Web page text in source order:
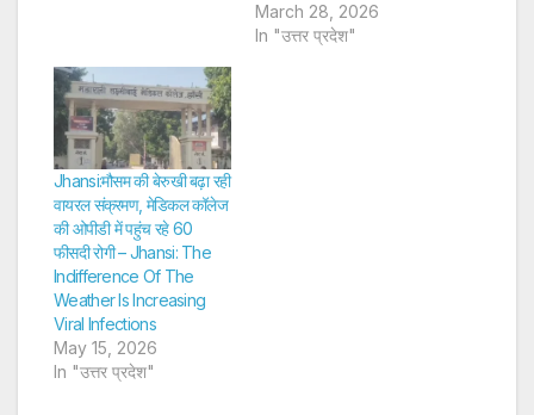
March 28, 2026
In "उत्तर प्रदेश"
Jhansi:मौसम की बेरुखी बढ़ा रही
वायरल संक्रमण, मेडिकल कॉलेज
की ओपीडी में पहुंच रहे 60
फीसदी रोगी – Jhansi: The
Indifference Of The
Weather Is Increasing
Viral Infections
May 15, 2026
In "उत्तर प्रदेश"